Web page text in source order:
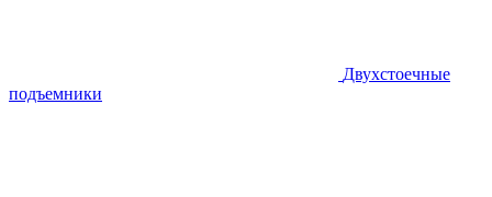
Двухстоечные
подъемники